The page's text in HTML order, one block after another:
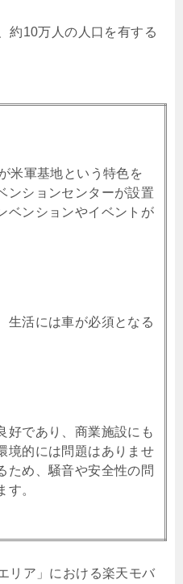
約10万人の人口を有する
米軍基地という特色を
ンションセンターが設置
ベンションやイベントが
生活には車が必須となる
好であり、商業施設にも
境的には問題はありませ
ため、騒音や安全性の問
す。
リア」における楽天モバ